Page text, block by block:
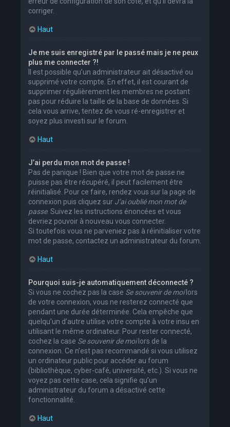
corriger.
Haut
Je me suis enregistré par le passé mais je ne peux
plus me connecter ?!
Il est possible qu’un administrateur ait désactivé ou
supprimé votre compte. En effet, il est courant de
supprimer régulièrement les membres ne postant
pas pour réduire la taille de la base de données. Si
cela vous arrive, tentez de vous ré-enregistrer et
soyez plus investi sur le forum.
Haut
J’ai perdu mon mot de passe !
Pas de panique ! Bien que votre mot de passe ne
puisse pas être récupéré, il peut facilement être
réinitialisé. Pour ce faire, rendez vous sur la page de
connexion puis cliquez sur J’ai oublié mon mot de
passe. Suivez les instructions énoncées et vous
devriez pouvoir à nouveau vous connecter.
Si toutefois vous ne parveniez pas à réinitialiser votre
mot de passe, contactez un administrateur du forum.
Haut
Pourquoi suis-je automatiquement déconnecté ?
Si vous ne cochez pas la case Se souvenir de moilors
de votre connexion, vous ne resterez connecté que
pendant une durée déterminée. Cela empêche que
quelqu’un d’autre utilise votre compte à votre insu en
utilisant le même ordinateur. Pour rester connecté,
cochez la case Se souvenir de moilors de la
connexion. Ce n’est pas recommandé si vous utilisez
un ordinateur public pour accéder au forum
(bibliothèque, cyber-café, université, etc.). Si vous ne
voyez pas cette case, cela signifie qu’un
administrateur du forum a désactivé cette
fonctionnalité.
Haut